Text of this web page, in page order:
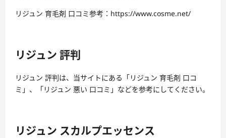
リジュン 育毛剤 口コミ参考：https://www.cosme.net/
リジュン 評判
リジュン 評判は、当サイトにある「リジュン 育毛剤 口コ
ミ」、「リジュン 悪い 口コミ」などを参考にしてください。
リジュン スカルプエッセンス